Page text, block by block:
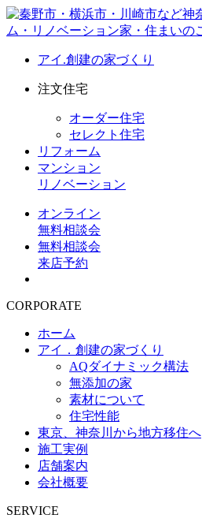
アイ.創建の家づくり
注文住宅
オーダー住宅
セレクト住宅
リフォーム
マンション
リノベーション
オンライン
無料相談会
無料相談会
来店予約
CORPORATE
ホーム
アイ．創建の家づくり
AQダイナミック構法
無添加の家
素材について
住宅性能
東京、神奈川から地方移住へ
施工実例
店舗案内
会社概要
SERVICE